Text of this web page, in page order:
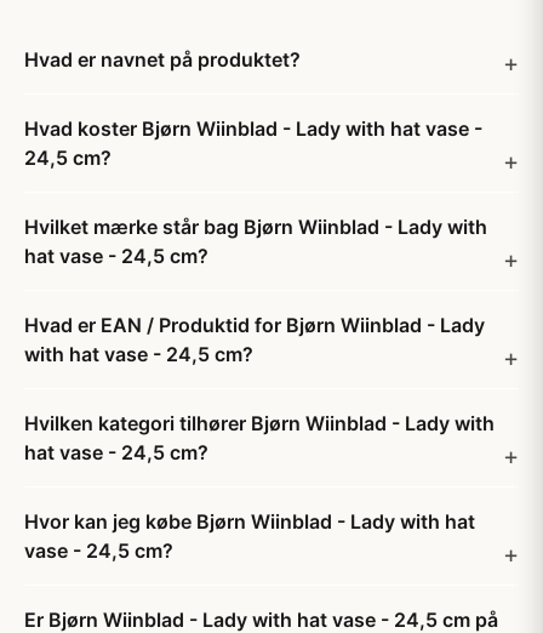
Hvad er navnet på produktet?
Hvad koster Bjørn Wiinblad - Lady with hat vase -
24,5 cm?
Hvilket mærke står bag Bjørn Wiinblad - Lady with
hat vase - 24,5 cm?
Hvad er EAN / Produktid for Bjørn Wiinblad - Lady
with hat vase - 24,5 cm?
Hvilken kategori tilhører Bjørn Wiinblad - Lady with
hat vase - 24,5 cm?
Hvor kan jeg købe Bjørn Wiinblad - Lady with hat
vase - 24,5 cm?
Er Bjørn Wiinblad - Lady with hat vase - 24,5 cm på